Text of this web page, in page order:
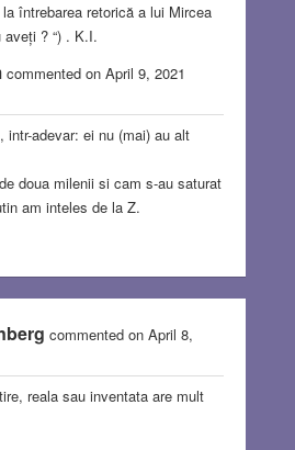
întrebarea retorică a lui Mircea
aveți ? “) . K.I.
commented on April 9, 2021
intr-adevar: ei nu (mai) au alt
de doua milenii si cam s-au saturat
am inteles de la Z.
commented on April 8,
reala sau inventata are mult